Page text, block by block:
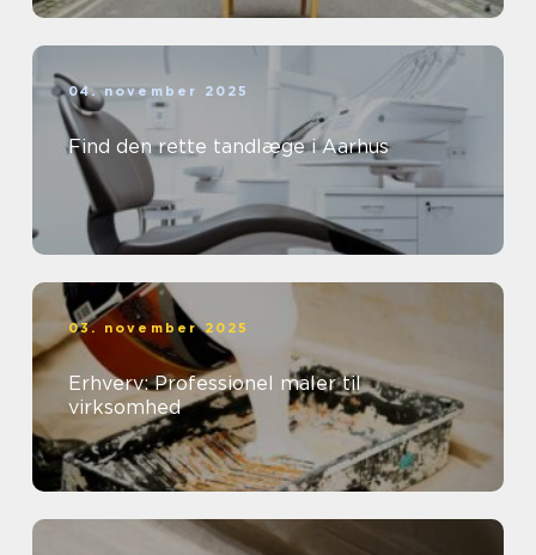
04. november 2025
Find den rette tandlæge i Aarhus
03. november 2025
Erhverv: Professionel maler til
virksomhed